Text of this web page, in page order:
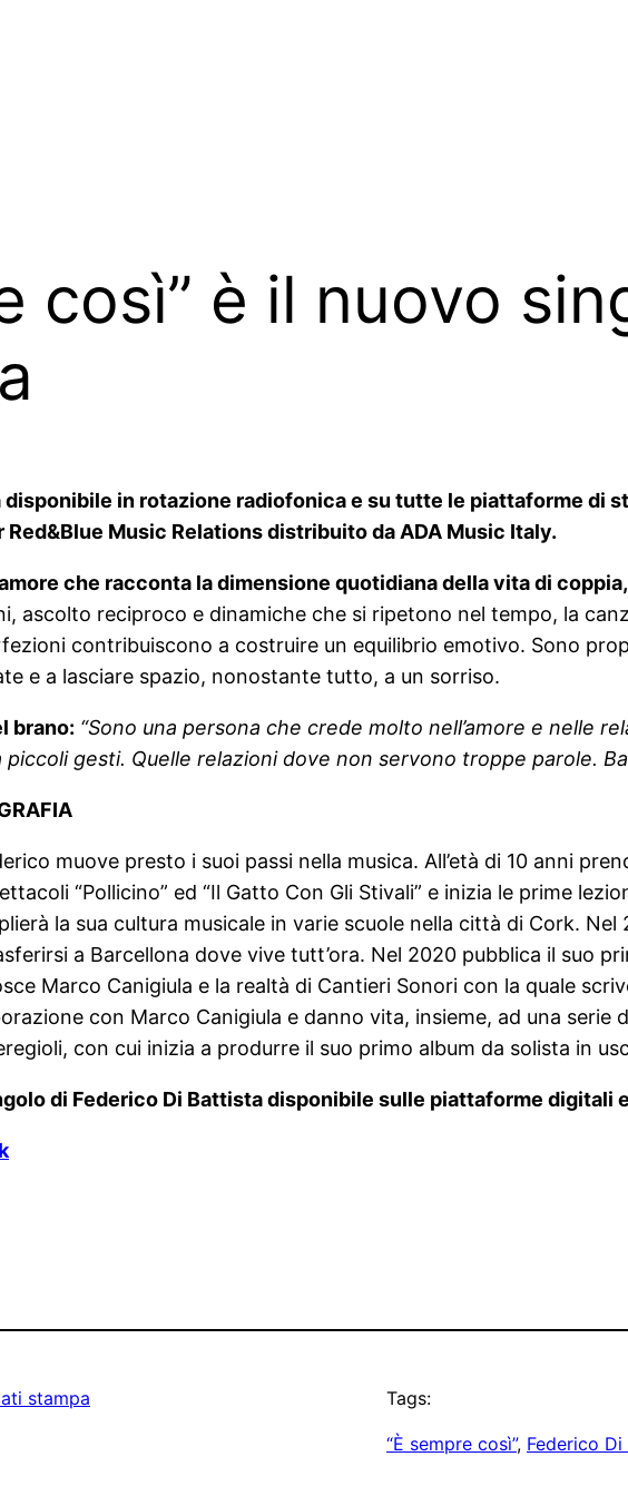
così” è il nuovo
in rotazione radiofonica e su tutte le piattaforme di
Red&Blue Music Relations distribuito da ADA Music Italy.
che racconta la dimensione quotidiana della vita di
ascolto reciproco e dinamiche che si ripetono nel tempo, la
contribuiscono a costruire un equilibrio emotivo. Sono
e a lasciare spazio, nonostante tutto, a un sorriso.
brano: “Sono una persona che crede molto nell’amore e nelle
gesti. Quelle relazioni dove non servono troppe parole.
muove presto i suoi passi nella musica. All’età di 10 anni
“Pollicino” ed “Il Gatto Con Gli Stivali” e inizia le prime
la sua cultura musicale in varie scuole nella città di Cork.
a Barcellona dove vive tutt’ora. Nel 2020 pubblica il suo
Marco Canigiula e la realtà di Cantieri Sonori con la quale
con Marco Canigiula e danno vita, insieme, ad una serie
con cui inizia a produrre il suo primo album da solista in
di Federico Di Battista disponibile sulle piattaforme
stampa Tags:
“È sempre così”, Federico